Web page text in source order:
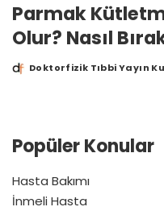
Parmak
Olur? Nasıl
PostedDoktorfizik Tıbbi Yayın
Popüler Konular
Hasta Bakımı
İnmeli Hasta